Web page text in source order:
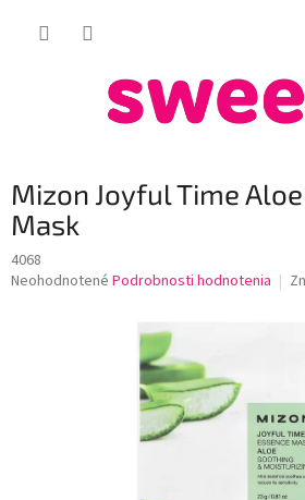
Mizon Joyful Time
Mask
4068
Priemerné
Neohodnotené Podrobnosti hodnotenia